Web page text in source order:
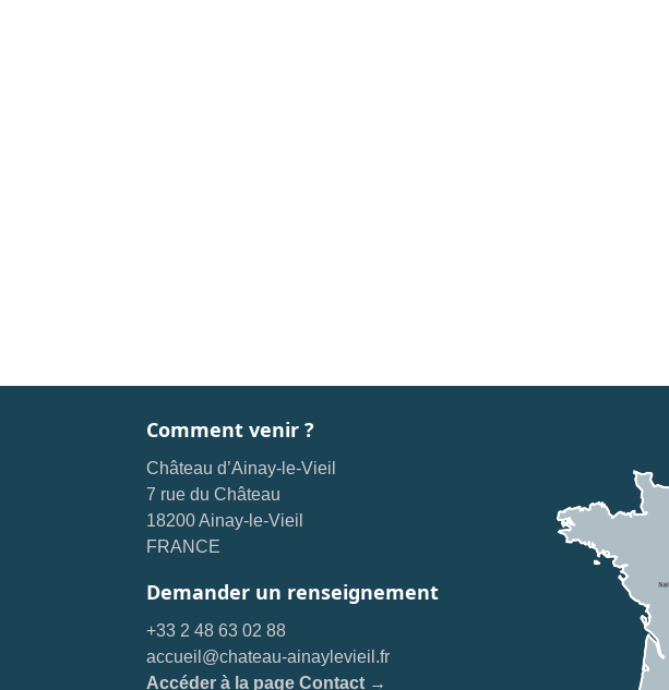
Comment venir ?
Château d’Ainay-le-Vieil
7 rue du Château
18200 Ainay-le-Vieil
FRANCE
Demander un renseignement
+33 2 48 63 02 88
accueil@chateau-ainaylevieil.fr
Accéder à la page Contact →